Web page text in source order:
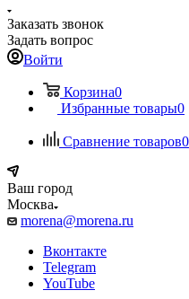
Заказать звонок
Задать вопрос
Войти
Корзина0
Избранные товары0
Сравнение товаров0
Ваш город
Москва
morena@morena.ru
Вконтакте
Telegram
YouTube